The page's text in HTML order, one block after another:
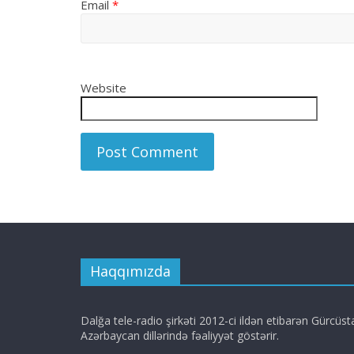
Email *
Website
Haqqımızda
Dalğa tele-radio şirkəti 2012-ci ildən etibarən
Azərbaycan dillərində fəaliyyət göstərir.